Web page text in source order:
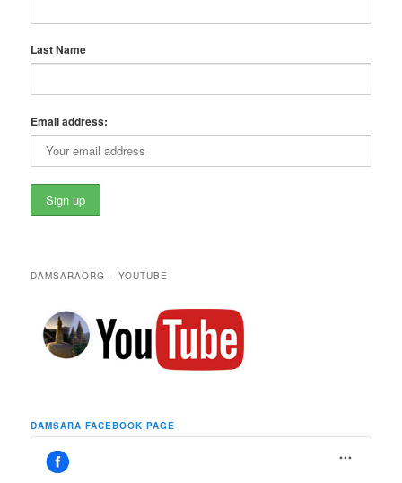
Last Name
Email address:
DAMSARAORG – YOUTUBE
DAMSARA FACEBOOK PAGE